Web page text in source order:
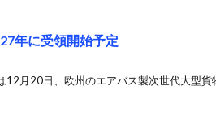
年に受領開始予定
12月20日、欧州のエアバス製次世代大型貨